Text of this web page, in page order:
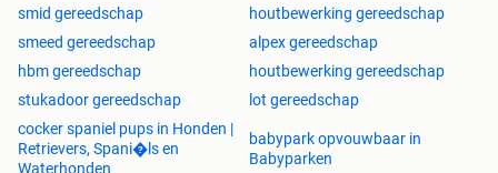
smid gereedschap
houtbewerking gereedschap
smeed gereedschap
alpex gereedschap
hbm gereedschap
houtbewerking gereedschap
stukadoor gereedschap
lot gereedschap
cocker spaniel pups in Honden |
Retrievers, Spani�ls en
Waterhonden
babypark opvouwbaar in
Babyparken